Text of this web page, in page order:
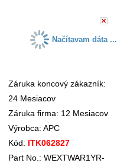
Načítavam dáta ...
Záruka koncový zákazník:
24 Mesiacov
Záruka firma: 12 Mesiacov
Výrobca: APC
Kód: ITK062827
Part No.: WEXTWAR1YR-